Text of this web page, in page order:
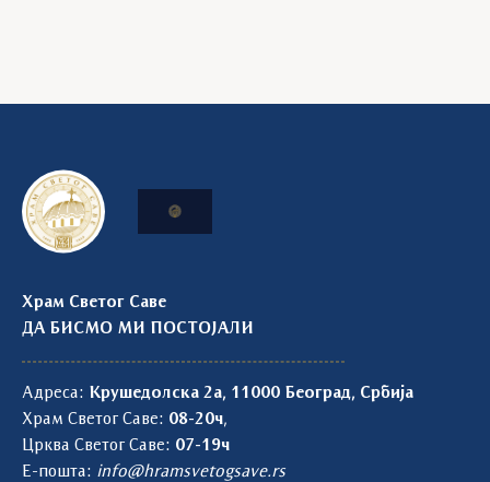
Храм Светог Саве
ДА БИСМО МИ ПОСТОЈАЛИ
Адреса: Крушедолска 2а, 11000 Београд, Србија
Храм Светог Саве: 08-20ч,
Црква Светог Саве: 07-19ч
Е-пошта: info@hramsvetogsave.rs